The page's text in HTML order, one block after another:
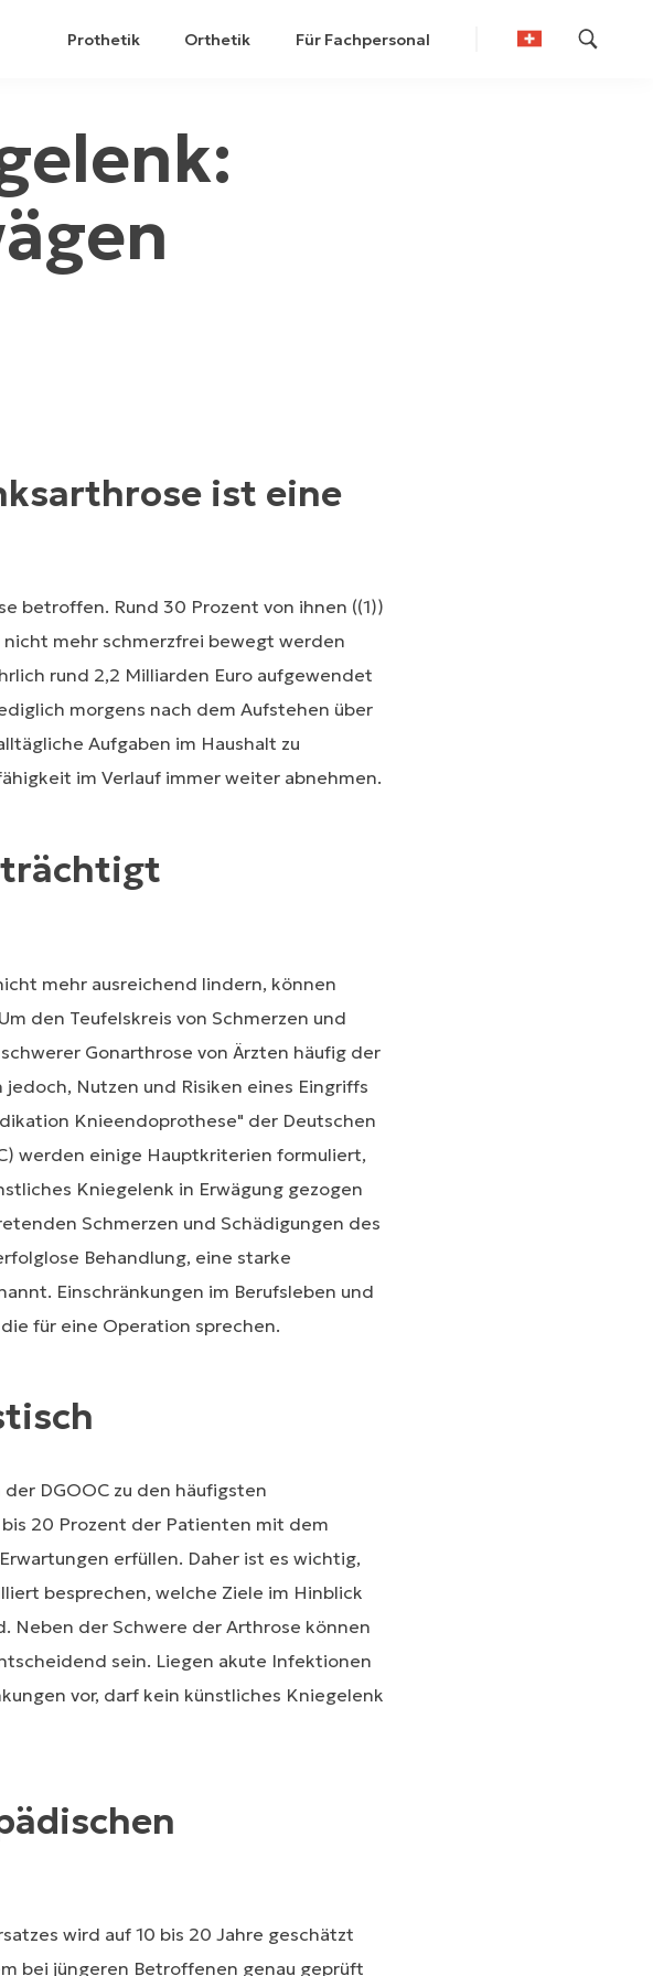
Prothetik Orthetik Für Fachpersonal
ist eine
betroffen. Rund 30 Prozent von ihnen ((1))
mehr schmerzfrei bewegt werden
rund 2,2 Milliarden Euro aufgewendet
morgens nach dem Aufstehen über
Aufgaben im Haushalt zu
im Verlauf immer weiter abnehmen.
mehr ausreichend lindern, können
den Teufelskreis von Schmerzen und
Gonarthrose von Ärzten häufig der
Nutzen und Risiken eines Eingriffs
Knieendoprothese" der Deutschen
werden einige Hauptkriterien formuliert,
Kniegelenk in Erwägung gezogen
Schmerzen und Schädigungen des
Behandlung, eine starke
Einschränkungen im Berufsleben und
für eine Operation sprechen.
DGOOC zu den häufigsten
20 Prozent der Patienten mit dem
erfüllen. Daher ist es wichtig,
besprechen, welche Ziele im Hinblick
Neben der Schwere der Arthrose können
sein. Liegen akute Infektionen
vor, darf kein künstliches Kniegelenk
wird auf 10 bis 20 Jahre geschätzt
bei jüngeren Betroffenen genau geprüft